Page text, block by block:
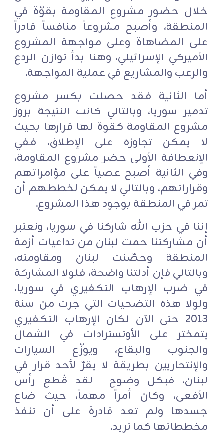
خلال حضور مشروع المقاومة بقوّة في
المنطقة، وأصبح مشروعاً منافساً قادراً
على المضاهاة وعلى مواجهة المشروع
الأميركي الإسرائيلي، وهنا بدأ توازن الردع
والرعب والمشاريع في عملية المواجهة.
أما الثانية فقد حصلت بكسر مشروع
تدمير سوريا، وبالتالي كانت النتيجة بروز
مشروع المقاومة كقوة لها قرارها بحيث
لا يمكن تجاوزه على الإطلاق، ففي
الإنعطافة الأولى حضر مشروع المقاومة،
وفي الثانية أصبح عصياً على مؤامراتهم
وقراراتهم، وبالتالي لا يمكن لخططهم أن
تمر في المنطقة بوجود هذا المشروع.
إننا في حزب الله شاركنا في سوريا، ونعتبر
أن مشاركتنا حمت لبنان من تداعيات أزمة
المنطقة وحصّنت لبنان ومقاومته،
وبالتالي فإن أدلتنا واضحة، فلولا المشاركة
في ضرب الإرهاب التكفيري في سوريا،
ولولا هذه التضحيات التي جرت من سنة
2013 حتى الآن لكان الإرهاب التكفيري
يتمختر على الأوتسترادات في الشمال
والجنوب والبقاع، ويوزّع السيارات
والإنتحاريين بطريقة لا يقرّ لأحد قرار في
لبنان، فبكل وضوح لقد قُطع رأس
الأفعى، وكان أمراً مهماً، حيث ضاع
جسدها ولم تعد قادرة على أن تنفذ
مخططاتها كما تريد.